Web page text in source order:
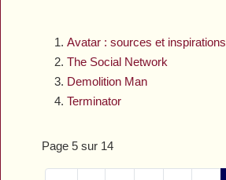
Avatar : sources et inspirations
The Social Network
Demolition Man
Terminator
Page 5 sur 14